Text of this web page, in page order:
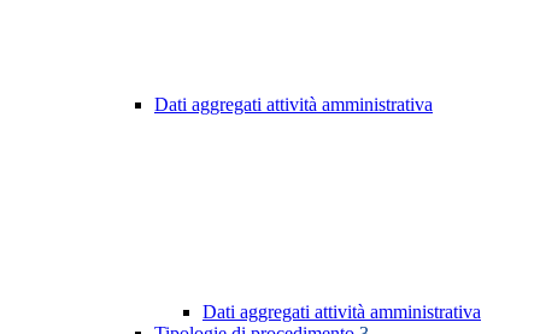
Dati aggregati attività amministrativa
Dati aggregati attività amministrativa